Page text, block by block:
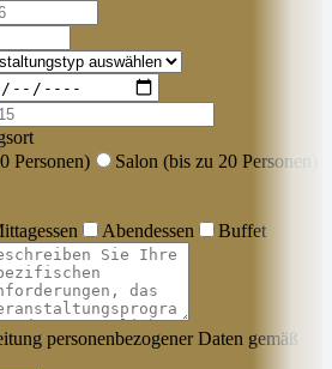
Personen)
Salon (bis zu 20 Personen)
Abendessen Buffet
personenbezogener Daten gemäß